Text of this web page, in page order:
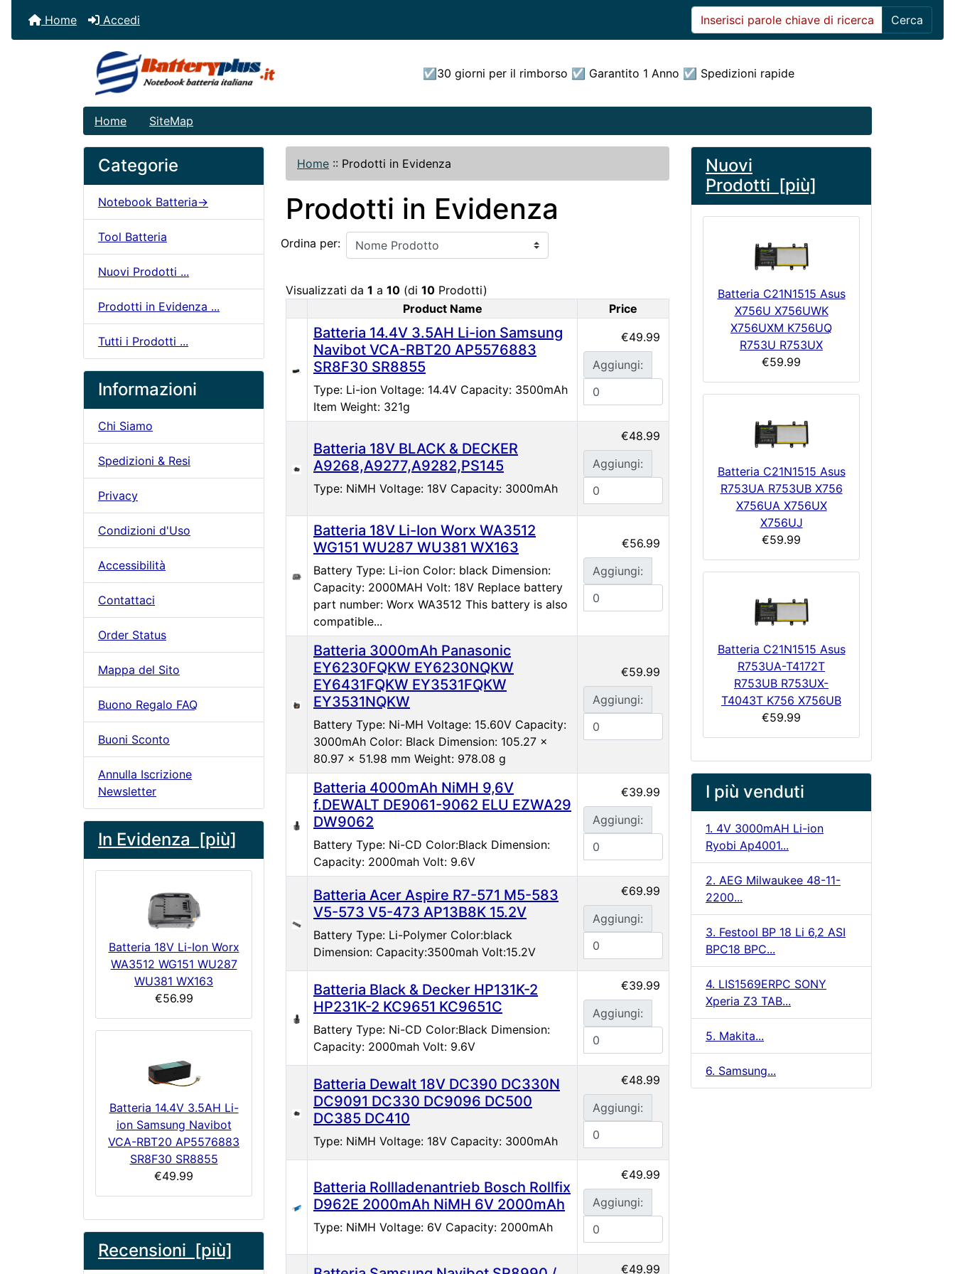
Home Accedi Cerca
☑30 giorni per il rimborso ☑ Garantito 1 Anno ☑ Spedizioni rapide
Home SiteMap
Categorie
Notebook Batteria->
Tool Batteria
Nuovi Prodotti ...
Prodotti in Evidenza ...
Tutti i Prodotti ...
Informazioni
Chi Siamo
Spedizioni & Resi
Privacy
Condizioni d'Uso
Accessibilità
Contattaci
Order Status
Mappa del Sito
Buono Regalo FAQ
Buoni Sconto
Annulla Iscrizione
Newsletter
In Evidenza [più]
Batteria 18V Li-Ion Worx
WA3512 WG151 WU287
WU381 WX163
€56.99
Batteria 14.4V 3.5AH Li-
ion Samsung Navibot
VCA-RBT20 AP5576883
SR8F30 SR8855
€49.99
Recensioni [più]
Home :: Prodotti in Evidenza
Prodotti in Evidenza
Ordina per:
Visualizzati da 1 a 10 (di 10 Prodotti)
Product Image
Product Name Price
Batteria 14.4V 3.5AH Li-ion Samsung
Navibot VCA-RBT20 AP5576883
SR8F30 SR8855
Type: Li-ion Voltage: 14.4V Capacity: 3500mAh
Item Weight: 321g
€49.99
Aggiungi:
Batteria 18V BLACK & DECKER
A9268,A9277,A9282,PS145
Type: NiMH Voltage: 18V Capacity: 3000mAh
€48.99
Aggiungi:
Batteria 18V Li-Ion Worx WA3512
WG151 WU287 WU381 WX163
Battery Type: Li-ion Color: black Dimension:
Capacity: 2000MAH Volt: 18V Replace battery
part number: Worx WA3512 This battery is also
compatible...
€56.99
Aggiungi:
Batteria 3000mAh Panasonic
EY6230FQKW EY6230NQKW
EY6431FQKW EY3531FQKW
EY3531NQKW
Battery Type: Ni-MH Voltage: 15.60V Capacity:
3000mAh Color: Black Dimension: 105.27 x
80.97 x 51.98 mm Weight: 978.08 g
€59.99
Aggiungi:
Batteria 4000mAh NiMH 9,6V
f.DEWALT DE9061-9062 ELU EZWA29
DW9062
Battery Type: Ni-CD Color:Black Dimension:
Capacity: 2000mah Volt: 9.6V
€39.99
Aggiungi:
Batteria Acer Aspire R7-571 M5-583
V5-573 V5-473 AP13B8K 15.2V
Battery Type: Li-Polymer Color:black
Dimension: Capacity:3500mah Volt:15.2V
€69.99
Aggiungi:
Batteria Black & Decker HP131K-2
HP231K-2 KC9651 KC9651C
Battery Type: Ni-CD Color:Black Dimension:
Capacity: 2000mah Volt: 9.6V
€39.99
Aggiungi:
Batteria Dewalt 18V DC390 DC330N
DC9091 DC330 DC9096 DC500
DC385 DC410
Type: NiMH Voltage: 18V Capacity: 3000mAh
€48.99
Aggiungi:
Batteria Rollladenantrieb Bosch Rollfix
D962E 2000mAh NiMH 6V 2000mAh
Type: NiMH Voltage: 6V Capacity: 2000mAh
€49.99
Aggiungi:
€49.99
Nuovi
Prodotti [più]
Batteria C21N1515 Asus
X756U X756UWK
X756UXM K756UQ
R753U R753UX
€59.99
Batteria C21N1515 Asus
R753UA R753UB X756
X756UA X756UX
X756UJ
€59.99
Batteria C21N1515 Asus
R753UA-T4172T
R753UB R753UX-
T4043T K756 X756UB
€59.99
I più venduti
1. 4V 3000mAH Li-ion
Ryobi Ap4001...
2. AEG Milwaukee 48-11-
2200...
3. Festool BP 18 Li 6,2 ASI
BPC18 BPC...
4. LIS1569ERPC SONY
Xperia Z3 TAB...
5. Makita...
6. Samsung...